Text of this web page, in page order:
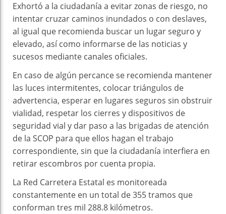
Exhortó a la ciudadanía a evitar zonas de riesgo, no
intentar cruzar caminos inundados o con deslaves,
al igual que recomienda buscar un lugar seguro y
elevado, así como informarse de las noticias y
sucesos mediante canales oficiales.
En caso de algún percance se recomienda mantener
las luces intermitentes, colocar triángulos de
advertencia, esperar en lugares seguros sin obstruir
vialidad, respetar los cierres y dispositivos de
seguridad vial y dar paso a las brigadas de atención
de la SCOP para que ellos hagan el trabajo
correspondiente, sin que la ciudadanía interfiera en
retirar escombros por cuenta propia.
La Red Carretera Estatal es monitoreada
constantemente en un total de 355 tramos que
conforman tres mil 288.8 kilómetros.